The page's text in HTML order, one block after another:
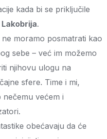
kada bi se priključile
Lakobrija.
moramo posmatrati kao
sebe – već im možemo
njihovu ulogu na
sfere. Time i mi,
većem i
obećavaju da će